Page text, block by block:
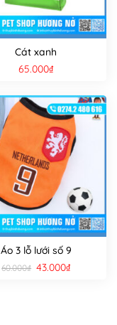
Cát xanh
65.000₫
Áo 3 lỗ lưới số 9
60.000₫ Giá
gốc
43.000₫Giá
hiện